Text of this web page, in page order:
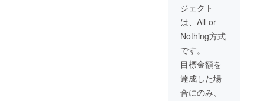
・マグ
カッ
プ 1点
・プリ
ツ 1点
・記念
カー
ド 1点
ジェクト
は、All-or-
Nothing方式
です。
目標金額を
達成した場
合にのみ、